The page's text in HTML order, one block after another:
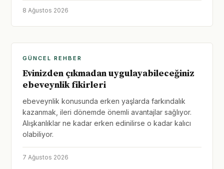
8 Ağustos 2026
GÜNCEL REHBER
Evinizden çıkmadan uygulayabileceğiniz
ebeveynlik fikirleri
ebeveynlik konusunda erken yaşlarda farkındalık
kazanmak, ileri dönemde önemli avantajlar sağlıyor.
Alışkanlıklar ne kadar erken edinilirse o kadar kalıcı
olabiliyor.
7 Ağustos 2026